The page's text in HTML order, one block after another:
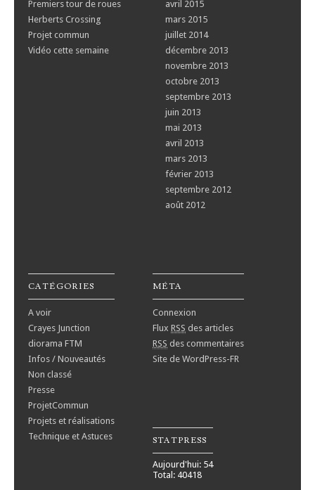
Premiers tour de roues
Herberts Crossing
Projet commun
Vidéo cette semaine
avril 2015
mars 2015
juillet 2014
décembre 2013
novembre 2013
octobre 2013
septembre 2013
juin 2013
mai 2013
avril 2013
mars 2013
février 2013
septembre 2012
août 2012
CATÉGORIES
A voir
Crayes Junction
diorama FTM
Infos / Nouveautés
Non classé
Presse
ProjetCommun
Projets et réalisations
Technique et Astuces
MÉTA
Connexion
Flux RSS des articles
RSS des commentaires
Site de WordPress-FR
STATPRESS
Aujourd'hui: 54
Total: 40418